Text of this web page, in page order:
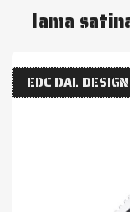
lama
EDC DAL DESIGN